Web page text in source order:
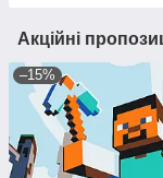
Акційні
–15%